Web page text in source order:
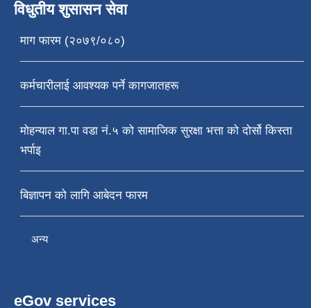
विधुतीय शुसासन सेवा
माग फारम (२०७९/०८०)
कर्मचारीलाई आवश्यक पर्ने कागजातहरू
मोहन्याल गा.पा वडा नं.५ को सामाजिक सुरक्षा भत्ता को दोर्सो किस्ता
भर्पाइ
बिज्ञापन को लागि आबेदन फारम
अन्य
eGov services